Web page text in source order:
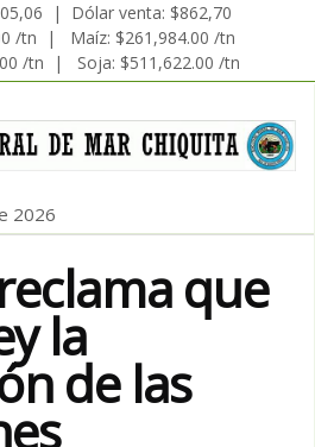
| Dólar venta: $862,70
/tn | Maíz: $261,984.00 /tn
/tn | Soja: $511,622.00 /tn
2026
que
la
de las